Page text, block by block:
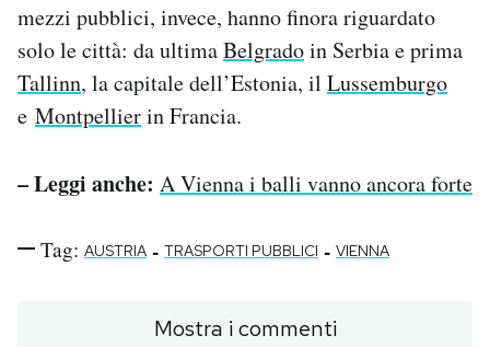
mezzi pubblici, invece, hanno finora riguardato
solo le città: da ultimaBelgradoin Serbia e prima
Tallinn, la capitale dell’Estonia, il Lussemburgo
e Montpellierin Francia.
– Leggi anche: A Vienna i balli vanno ancora forte
Tag: AUSTRIA - TRASPORTI PUBBLICI - VIENNA
Mostra i commenti